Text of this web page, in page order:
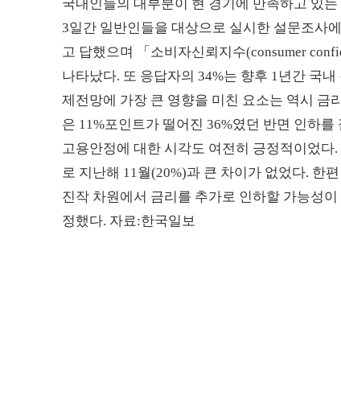
국내인들의 대부분이 현 경기에 만족하고 있
3일간 일반인들을 대상으로 실시한 설문조사
고 답했으며 「소비자신뢰지수(consumer
나타났다. 또 응답자의 34%는 향후 1년간 국
제전망에 가장 큰 영향을 미친 요소는 역시 금
은 11%포인트가 떨어진 36%였던 반면 인하
고용안정에 대한 시각도 여전히 긍정적이었
로 지난해 11월(20%)과 큰 차이가 없었다. 한
진작 차원에서 금리를 추가로 인하할 가능성
정했다. 자료:한국일보